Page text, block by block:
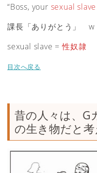
“Boss, your sexual slave
課長「ありがとう」 w
sexual slave =性奴隷
目次へ戻る
昔の人々は、G
の生き物だと考